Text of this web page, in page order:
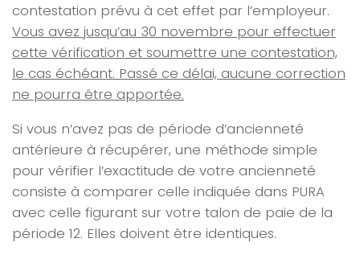
contestation prévu à cet effet par l’employeur.
Vous avez jusqu’au 30 novembre pour effectuer
cette vérification et soumettre une contestation,
le cas échéant. Passé ce délai, aucune correction
ne pourra être apportée.
Si vous n’avez pas de période d’ancienneté
antérieure à récupérer, une méthode simple
pour vérifier l’exactitude de votre ancienneté
consiste à comparer celle indiquée dans PURA
avec celle figurant sur votre talon de paie de la
période 12. Elles doivent être identiques.